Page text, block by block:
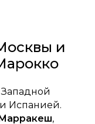
и
Испанией.
,